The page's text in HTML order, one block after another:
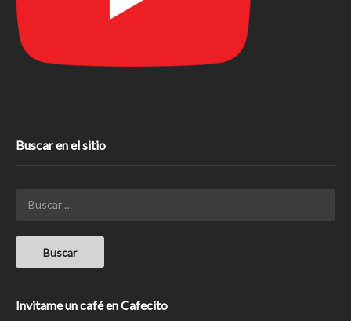
Buscar en el sitio
Invitame un café en Cafecito